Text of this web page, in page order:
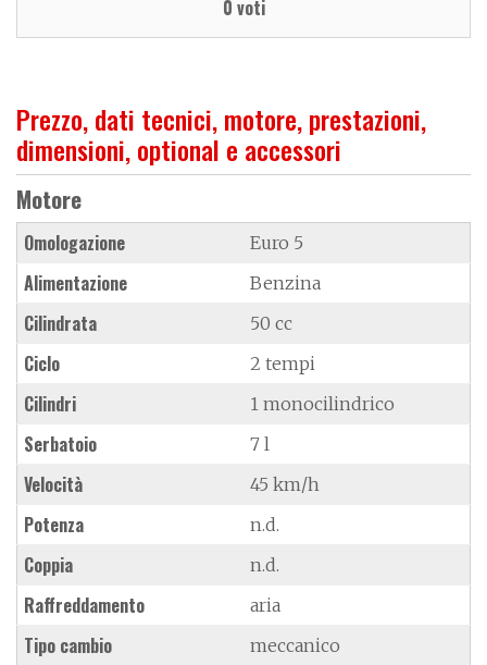
0 voti
Prezzo, dati tecnici, motore, prestazioni,
dimensioni, optional e accessori
Motore
Omologazione Euro 5
Alimentazione Benzina
Cilindrata 50 cc
Ciclo 2 tempi
Cilindri 1 monocilindrico
Serbatoio 7 l
Velocità 45 km/h
Potenza n.d.
Coppia n.d.
Raffreddamento aria
Tipo cambio meccanico